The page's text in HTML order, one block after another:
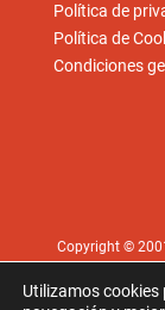
Política de
Política de
Condiciones
Copyright ©
Fotos ©
Utilizamos